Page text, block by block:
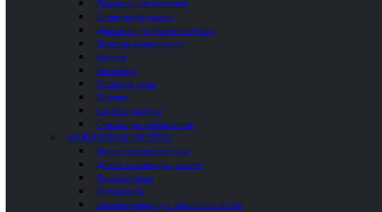
Держатели для полотенец
Гарнитур для туалета
Держатели для туалетной бумаги
Дозаторы жидкого мыла
Крючки
Мыльницы
Полки для душа
Поручни
Скребки для душа
Стаканы для зубных щеток
ИНЖЕНЕРНЫЕ СИСТЕМЫ
Донные клапаны для ванн
Донные клапаны для раковин
Душевые трапы
Инсталляции
Комплектующие для инженерных систем